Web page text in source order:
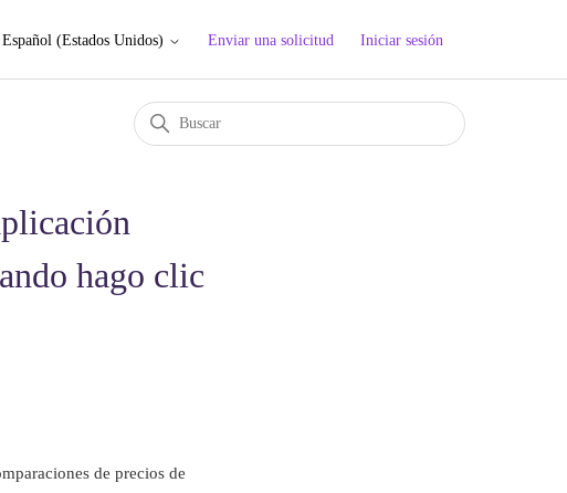
Español (Estados Unidos) Enviar una solicitud Iniciar sesión
hago clic
de precios de